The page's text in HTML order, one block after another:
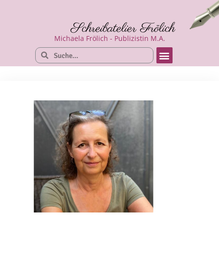
Schreibatelier Frölich
Michaela Frölich - Publizistin M.A.